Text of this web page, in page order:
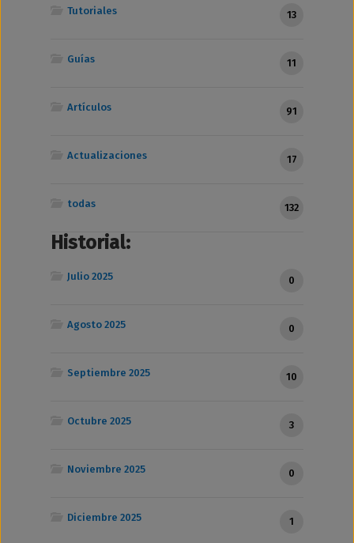
Tutoriales 13
Guías 11
Artículos 91
Actualizaciones 17
todas 132
Historial:
Julio 2025 0
Agosto 2025 0
Septiembre 2025 10
Octubre 2025 3
Noviembre 2025 0
Diciembre 2025 1